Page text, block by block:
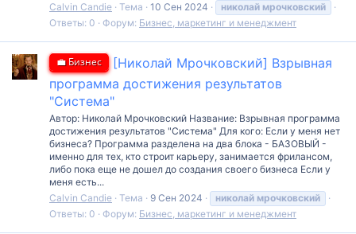
Calvin Candie Тема 10 Сен 2024 николай мрочковский
Ответы: 0
Форум: Бизнес, маркетинг и менеджмент
💼 Бизнес
[Николай Мрочковский] Взрывная
программа достижения результатов
"Система"
Автор: Николай Мрочковский Название: Взрывная программа
достижения результатов "Система" Для кого: Если у меня нет
бизнеса? Программа разделена на два блока - БАЗОВЫЙ -
именно для тех, кто строит карьеру, занимается фрилансом,
либо пока еще не дошел до создания своего бизнеса Если у
меня есть...
Calvin Candie Тема 9 Сен 2024 николай мрочковский
Ответы: 0
Форум: Бизнес, маркетинг и менеджмент